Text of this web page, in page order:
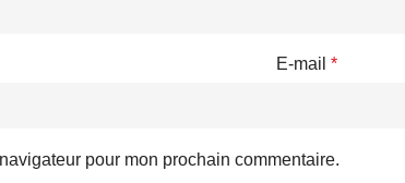
E-mail *
pour mon prochain commentaire.